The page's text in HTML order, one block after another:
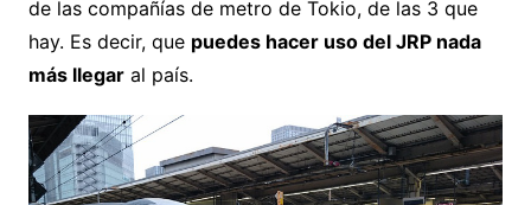
de las compañías de metro de Tokio, de las 3 que
hay. Es decir, que puedes hacer uso del JRP nada
más llegaral país.